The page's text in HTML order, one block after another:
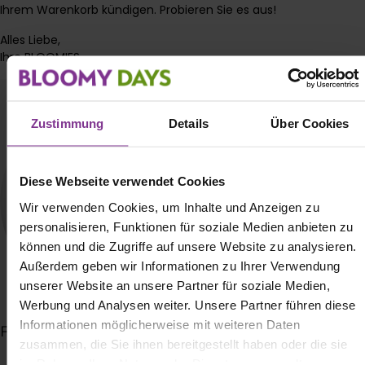
Zustimmung Details Über Cookies
Diese Webseite verwendet Cookies
Wir verwenden Cookies, um Inhalte und Anzeigen zu
personalisieren, Funktionen für soziale Medien anbieten zu
können und die Zugriffe auf unsere Website zu analysieren.
Außerdem geben wir Informationen zu Ihrer Verwendung
unserer Website an unsere Partner für soziale Medien,
Werbung und Analysen weiter. Unsere Partner führen diese
Informationen möglicherweise mit weiteren Daten
zusammen, die Sie ihnen bereitgestellt haben oder die sie
Ihrem Warenkorb kündigen. Probieren Sie es aus!
Alles Liebe,
Ihre BLOOMIES
Fabienne Lüdtke